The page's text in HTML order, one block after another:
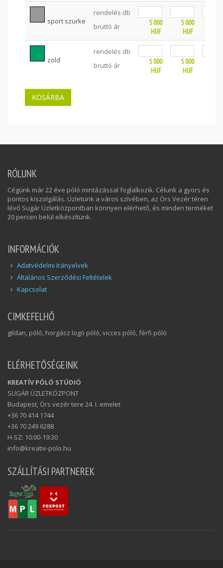
sport szürke
rendelés db
bruttó ár
5 000
HUF
5 000
HUF
zöld
rendelés db
bruttó ár
5 000
HUF
5 000
HUF
RÓLUNK
Cégünk már 22 éve póló mintázással foglalkozik. Célunk a gyors és
pontos kiszolgálás. Üzletünk a város szívében, az Örs Vezér téren
lévő Sugár Üzletközpontban könnyen elérhető, és minden terméket
20 percen belül elkészítünk.
INFORMÁCIÓK
Adatvédelmi Irányelvek
Általános Szerződési Feltételek
Kapcsolat
CIMKEFELHŐ
gildan, póló, horgász logó póló, vicces póló, férfi póló
ELÉRHETŐSÉGEINK
KREATÍV PÓLÓ STÚDIÓ
SUGÁR ÜZLETKÖZPONT
Budapest, Örs vezér tere 24. I. emelet
+36 70 414 1744
+36 70 249 6288
H-SZ: 10:00-19:30
info@kreativ-polo.hu
SZÁLLÍTÁSI PARTNEREK